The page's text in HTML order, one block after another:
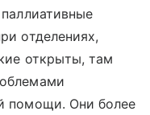
отделениях,
открыты, там
помощи. Они более